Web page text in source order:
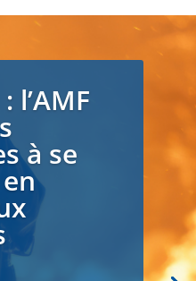
l’AMF
à se